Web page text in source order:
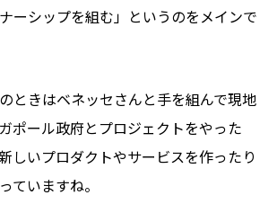
ーシップを組む」というのをメインで
ときはベネッセさんと手を組んで現地
ポール政府とプロジェクトをやった
しいプロダクトやサービスを作ったり
ていますね。